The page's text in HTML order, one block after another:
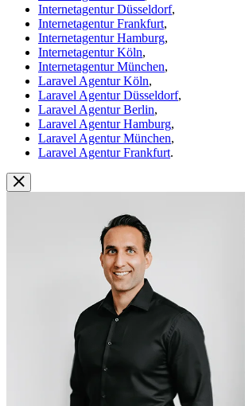
Internetagentur Düsseldorf,
Internetagentur Frankfurt,
Internetagentur Hamburg,
Internetagentur Köln,
Internetagentur München,
Laravel Agentur Köln,
Laravel Agentur Düsseldorf,
Laravel Agentur Berlin,
Laravel Agentur Hamburg,
Laravel Agentur München,
Laravel Agentur Frankfurt.